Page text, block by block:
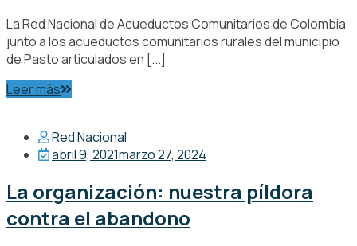
La Red Nacional de Acueductos Comunitarios de Colombia
junto a los acueductos comunitarios rurales del municipio
de Pasto articulados en [...]
Leer más
Red Nacional
abril 9, 2021marzo 27, 2024
La organización: nuestra píldora
contra el abandono